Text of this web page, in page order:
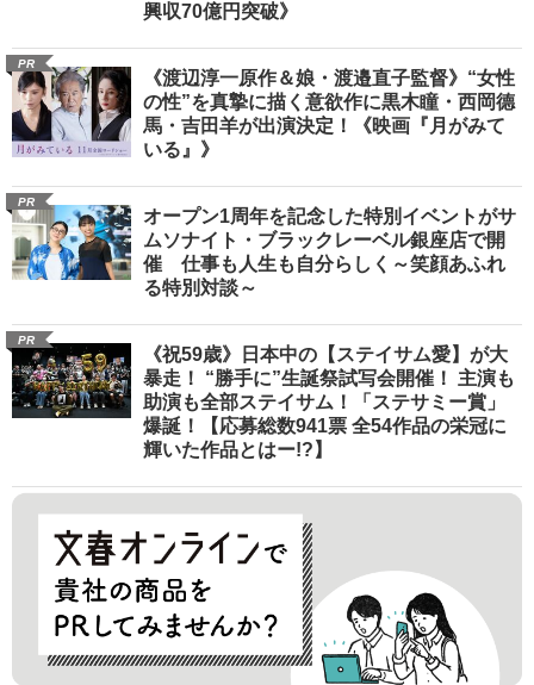
興収70億円突破》
PR
《渡辺淳一原作＆娘・渡邉直子監督》“女性
の性”を真摯に描く意欲作に黒木瞳・西岡德
馬・吉田羊が出演決定！《映画『月がみて
いる』》
PR
オープン1周年を記念した特別イベントがサ
ムソナイト・ブラックレーベル銀座店で開
催 仕事も人生も自分らしく～笑顔あふれ
る特別対談～
PR
《祝59歳》日本中の【ステイサム愛】が大
暴走！ “勝手に”生誕祭試写会開催！ 主演も
助演も全部ステイサム！「ステサミー賞」
爆誕！【応募総数941票 全54作品の栄冠に
輝いた作品とはー!?】